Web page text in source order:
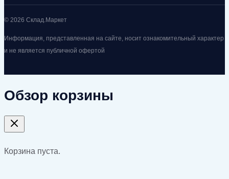
© 2026 Склад.Маркет
Информация, представленная на сайте, носит ознакомительный характер
и не является публичной офертой
Обзор корзины
Корзина пуста.